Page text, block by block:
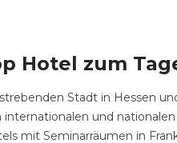
Hotel zum
Stadt in Hessen
und
mit Seminarräumen in